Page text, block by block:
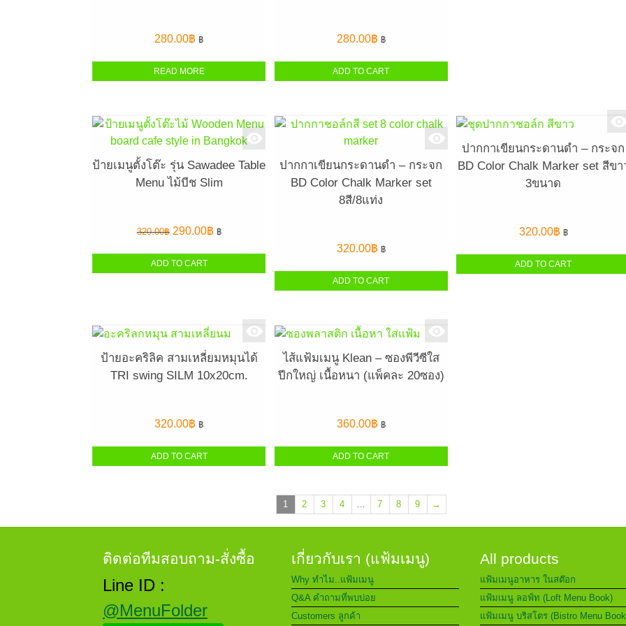
280.00฿ ฿
READ MORE
280.00฿ ฿
ADD TO CART
ป้ายเมนูตั้งโต๊ะ รุ่น Sawadee Table
Menu ไม้บีช Slim
320.00฿ Original
was:
290.00฿Current
฿
ADD TO CART
ปากกาเขียนกระดานดำ – กระจก
BD Color Chalk Marker set
8สี/8แท่ง
320.00฿ ฿
ADD TO CART
ปากกาเขียนกระดานดำ – กระจก
BD Color Chalk Marker set สีขา
3ขนาด
320.00฿ ฿
ADD TO CART
ป้ายอะคริลิค สามเหลี่ยมหมุนได้
TRI swing SILM 10x20cm.
320.00฿ ฿
ADD TO CART
ไส้แฟ้มเมนู Klean – ซองพีวีซีใส
ปีกใหญ่ เนื้อหนา (แพ็คละ 20ซอง)
360.00฿ ฿
ADD TO CART
1 2 3 4 … 7 8 9 →
ติดต่อทีมสอบถาม-สั่งซื้อ
Line ID :
@MenuFolder
เกี่ยวกับเรา (แฟ้มเมนู)
Why ทำไม..แฟ้มเมนู
Q&A คำถามที่พบบ่อย
Customers ลูกค้า
All products
แฟ้มเมนูอาหาร ในสต๊อก
แฟ้มเมนู ลอฟ์ท (Loft Menu Book)
แฟ้มเมนู บริสโตร (Bistro Menu